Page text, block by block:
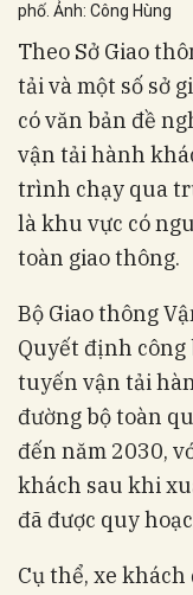
phố. Ảnh: Công Hùng
Theo Sở Giao
tải và một số sở
có văn bản đề
vận tải hành
trình chạy qua
là khu vực có
toàn giao thông.
Bộ Giao thông
Quyết định
tuyến vận tải
đường bộ toàn
đến năm 2030,
khách sau khi
đã được quy
Cụ thể, xe